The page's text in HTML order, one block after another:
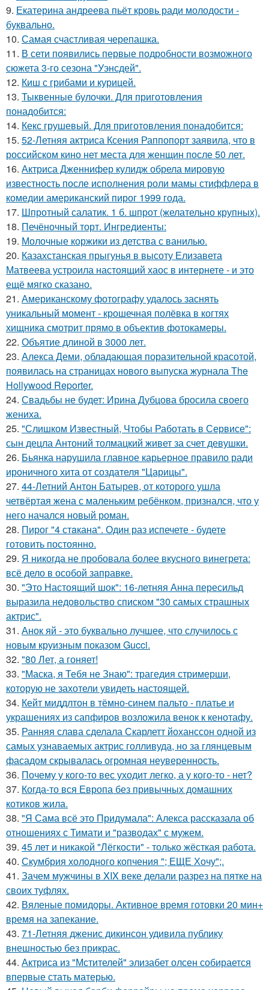
9. Екатерина андреева пьёт кровь ради молодости -
буквально.
10. Самая счастливая черепашка.
11. В сети появились первые подробности возможного
сюжета 3-го сезона "Уэнсдей".
12. Киш с грибами и курицей.
13. Тыквенные булочки. Для приготовления
понадобится:
14. Кекс грушевый. Для приготовления понадобится:
15. 52-Летняя актриса Ксения Раппопорт заявила, что в
российском кино нет места для женщин после 50 лет.
16. Актриса Дженнифер кулидж обрела мировую
известность после исполнения роли мамы стиффлера в
комедии американский пирог 1999 года.
17. Шпротный салатик. 1 б. шпрот (желательно крупных).
18. Печёночный торт. Ингредиенты:
19. Молочные коржики из детства с ванилью.
20. Казахстанская прыгунья в высоту Елизавета
Матвеева устроила настоящий хаос в интернете - и это
ещё мягко сказано.
21. Американскому фотографу удалось заснять
уникальный момент - крошечная полёвка в когтях
хищника смотрит прямо в объектив фотокамеры.
22. Объятие длиной в 3000 лет.
23. Алекса Деми, обладающая поразительной красотой,
появилась на страницах нового выпуска журнала The
Hollywood Reporter.
24. Свадьбы не будет: Ирина Дубцова бросила своего
жениха.
25. "Слишком Известный, Чтобы Работать в Сервисе":
сын децла Антоний толмацкий живет за счет девушки.
26. Бьянка нарушила главное карьерное правило ради
ироничного хита от создателя "Царицы".
27. 44-Летний Антон Батырев, от которого ушла
четвёртая жена с маленьким ребёнком, признался, что у
него начался новый роман.
28. Пирог "4 стaкана". Один раз испечете - будете
готовить постоянно.
29. Я никогда не пробовала более вкусного винегрета:
всё дело в особой заправке.
30. "Это Настоящий шок": 16-летняя Анна пересильд
выразила недовольство списком "30 самых страшных
актрис".
31. Анок яй - это буквально лучшее, что случилось с
новым круизным показом Gucci.
32. "80 Лет, а гоняет!
33. "Маска, я Тебя не Знаю": трагедия стримерши,
которую не захотели увидеть настоящей.
34. Кейт миддлтон в тёмно-синем пальто - платье и
украшениях из сапфиров возложила венок к кенотафу.
35. Ранняя слава сделала Скарлетт йоханссон одной из
самых узнаваемых актрис голливуда, но за глянцевым
фасадом скрывалась огромная неуверенность.
36. Почему у кого-то вес уходит легко, а у кого-то - нет?
37. Когда-то вся Европа без привычных домашних
котиков жила.
38. "Я Сама всё это Придумала": Алекса рассказала об
отношениях с Тимати и "разводах" с мужем.
39. 45 лет и никакой "Лёгкости" - только жёсткая работа.
40. Скумбрия холодного копчения "; ЕЩЕ Хочу";.
41. Зачем мужчины в XIX веке делали разрез на пятке на
своих туфлях.
42. Вяленые помидоры. Активное время готовки 20 мин+
время на запекание.
43. 71-Летняя дженис дикинсон удивила публику
внешностью без прикрас.
44. Актриса из "Мстителей" элизабет олсен собирается
впервые стать матерью.